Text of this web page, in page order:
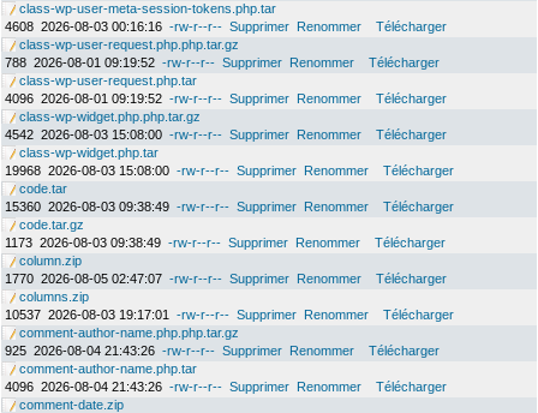
class-wp-user-meta-session-tokens.php.tar
4608 2026-08-03 00:16:16 -rw-r--r-- Supprimer Renommer
Télécharger
class-wp-user-request.php.php.tar.gz
788 2026-08-01 09:19:52 -rw-r--r-- Supprimer Renommer
Télécharger
class-wp-user-request.php.tar
4096 2026-08-01 09:19:52 -rw-r--r-- Supprimer Renommer
Télécharger
class-wp-widget.php.php.tar.gz
4542 2026-08-03 15:08:00 -rw-r--r-- Supprimer Renommer
Télécharger
class-wp-widget.php.tar
19968 2026-08-03 15:08:00 -rw-r--r-- Supprimer Renommer
Télécharger
code.tar
15360 2026-08-03 09:38:49 -rw-r--r-- Supprimer Renommer
Télécharger
code.tar.gz
1173 2026-08-03 09:38:49 -rw-r--r-- Supprimer Renommer
Télécharger
column.zip
1770 2026-08-05 02:47:07 -rw-r--r-- Supprimer Renommer
Télécharger
columns.zip
10537 2026-08-03 19:17:01 -rw-r--r-- Supprimer Renommer
Télécharger
comment-author-name.php.php.tar.gz
925 2026-08-04 21:43:26 -rw-r--r-- Supprimer Renommer
Télécharger
comment-author-name.php.tar
4096 2026-08-04 21:43:26 -rw-r--r-- Supprimer Renommer
Télécharger
comment-date.zip